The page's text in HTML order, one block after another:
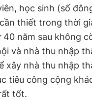
học sinh (số
thiết trong thời
40 năm sau không
và nhà thu nhập
xây nhà thu nhập
tiêu công cộng
tốt.